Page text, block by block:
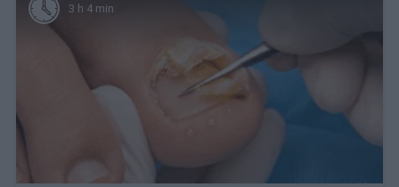
3 h 4 min